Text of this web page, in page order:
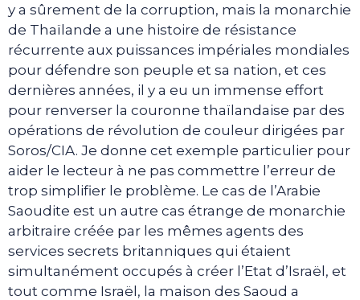
y a sûrement de la corruption, mais la monarchie
de Thaïlande a une histoire de résistance
récurrente aux puissances impériales mondiales
pour défendre son peuple et sa nation, et ces
dernières années, il y a eu un immense effort
pour renverser la couronne thaïlandaise par des
opérations de révolution de couleur dirigées par
Soros/CIA. Je donne cet exemple particulier pour
aider le lecteur à ne pas commettre l’erreur de
trop simplifier le problème. Le cas de l’Arabie
Saoudite est un autre cas étrange de monarchie
arbitraire créée par les mêmes agents des
services secrets britanniques qui étaient
simultanément occupés à créer l’Etat d’Israël, et
tout comme Israël, la maison des Saoud a